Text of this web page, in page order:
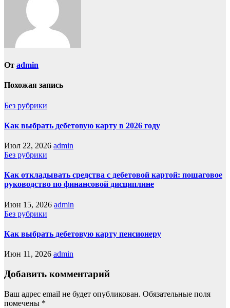
От admin
Похожая запись
Без рубрики
Как выбрать дебетовую карту в 2026 году
Июл 22, 2026 admin
Без рубрики
Как откладывать средства с дебетовой картой: пошаговое
руководство по финансовой дисциплине
Июн 15, 2026 admin
Без рубрики
Как выбрать дебетовую карту пенсионеру
Июн 11, 2026 admin
Добавить комментарий
Ваш адрес email не будет опубликован. Обязательные поля
помечены *